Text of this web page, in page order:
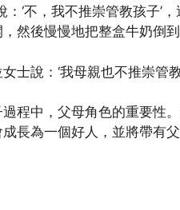
‘不，我不推崇管教孩子’
然後慢慢地把整盒牛奶倒到
士說：‘我母親也不推崇管教
程中，父母角色的重要性
長為一個好人，並將帶有